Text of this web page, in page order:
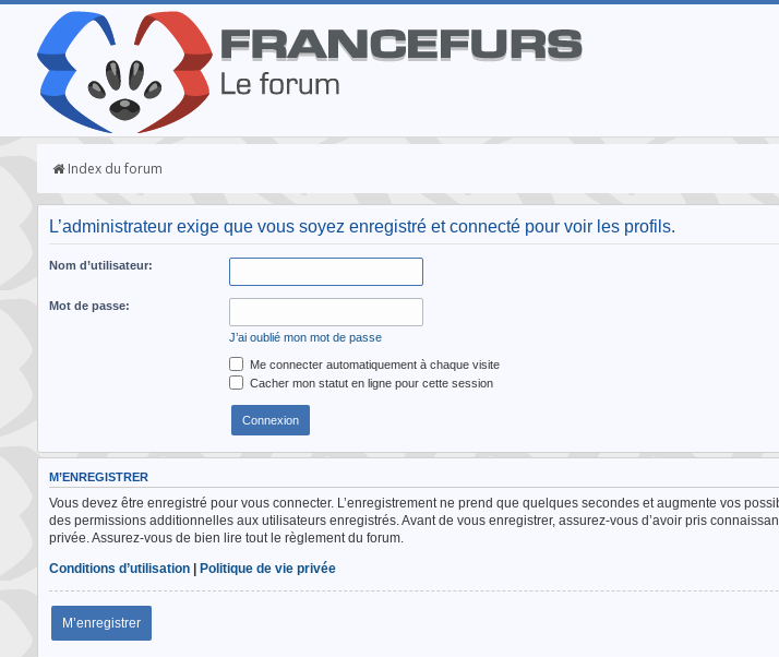
Index du forum
L’administrateur exige que vous soyez enregistré et connecté pour voir les profils.
Nom d’utilisateur:
Mot de passe:
J’ai oublié mon mot de passe
Me connecter automatiquement à chaque visite
Cacher mon statut en ligne pour cette session
M’ENREGISTRER
Vous devez être enregistré pour vous connecter. L’enregistrement ne prend que quelques secondes et augmente vos
des permissions additionnelles aux utilisateurs enregistrés. Avant de vous enregistrer, assurez-vous d’avoir pris
privée. Assurez-vous de bien lire tout le règlement du forum.
Conditions d’utilisation| Politique de vie privée
M’enregistrer